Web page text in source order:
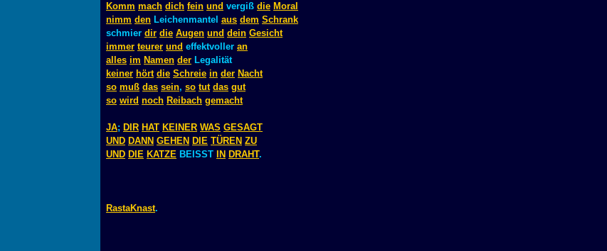
Komm mach dich fein und vergiß die Moral
nimm den Leichenmantel aus dem Schrank
schmier dir die Augen und dein Gesicht
immer teurer und effektvoller an
alles im Namen der Legalität
keiner hört die Schreie in der Nacht
so muß das sein, so tut das gut
so wird noch Reibach gemacht
JA; DIR HAT KEINER WAS GESAGT
UND DANN GEHEN DIE TÜREN ZU
UND DIE KATZE BEISST IN DRAHT.
RastaKnast.